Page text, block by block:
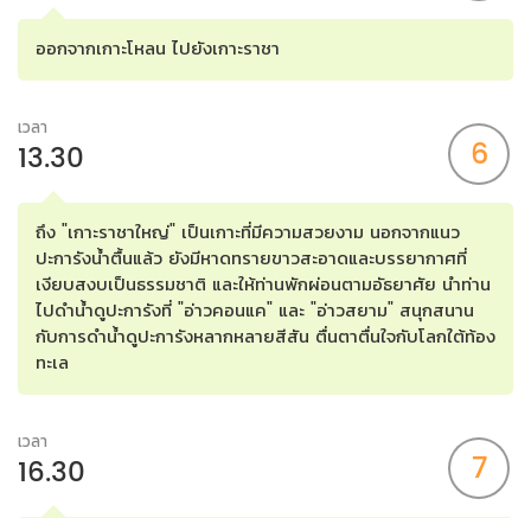
ออกจากเกาะโหลน ไปยังเกาะราชา
เวลา
13.30 6
ถึง "เกาะราชาใหญ่" เป็นเกาะที่มีความสวยงาม นอกจากแนว
ปะการังน้ำตื้นแล้ว ยังมีหาดทรายขาวสะอาดและบรรยากาศที่
เงียบสงบเป็นธรรมชาติ และให้ท่านพักผ่อนตามอัธยาศัย นำท่าน
ไปดำน้ำดูปะการังที่ "อ่าวคอนแค" และ "อ่าวสยาม" สนุกสนาน
กับการดำน้ำดูปะการังหลากหลายสีสัน ตื่นตาตื่นใจกับโลกใต้ท้อง
ทะเล
เวลา
16.30 7